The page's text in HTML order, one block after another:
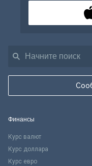
Финансы
Курс валют
Курс доллара
Курс евро